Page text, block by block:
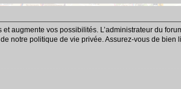
augmente vos possibilités. L’administrateur du
notre politique de vie privée. Assurez-vous de bien